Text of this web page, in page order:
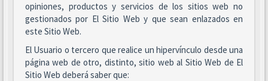
opiniones, productos y servicios de los sitios web no
gestionados por El Sitio Web y que sean enlazados en
este Sitio Web.
El Usuario o tercero que realice un hipervínculo desde una
página web de otro, distinto, sitio web al Sitio Web de El
Sitio Web deberá saber que: